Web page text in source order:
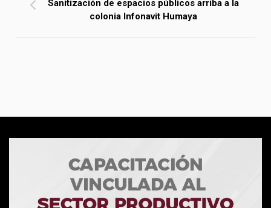
Sanitización de espacios públicos arriba a la
colonia Infonavit Humaya